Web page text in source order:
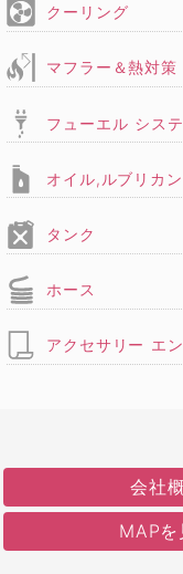
クーリング
マフラー＆熱対策
フューエル シス
オイル,ルブリカ
タンク
ホース
アクセサリー エ
会社
MAPを